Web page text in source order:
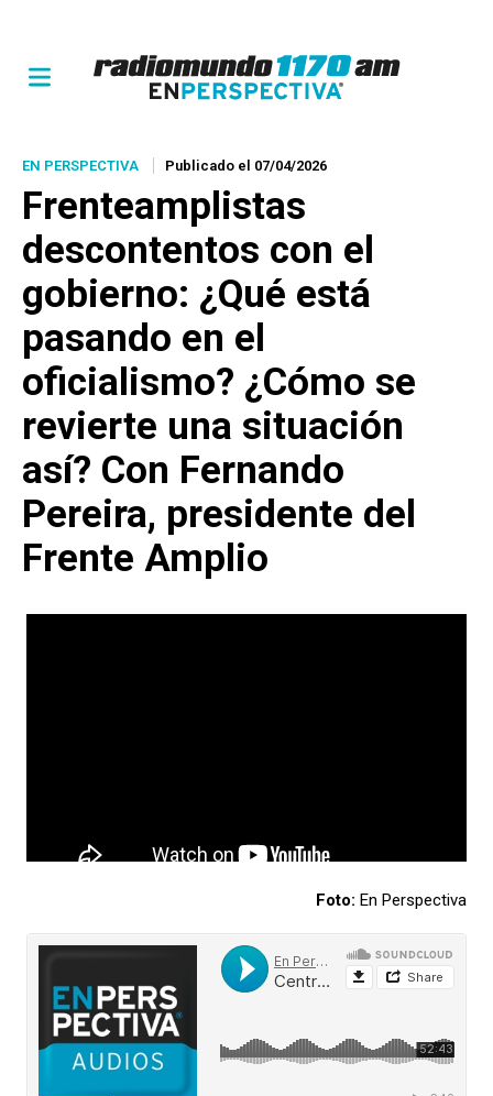
EN PERSPECTIVA Publicado el 07/04/2026
Frenteamplistas
descontentos con el
gobierno: ¿Qué está
pasando en el
oficialismo? ¿Cómo se
revierte una situación
así? Con Fernando
Pereira, presidente del
Frente Amplio
Foto: En Perspectiva